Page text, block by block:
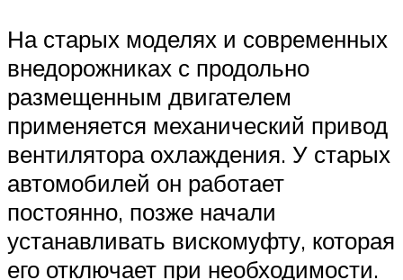
На старых моделях и современных
внедорожниках с продольно
размещенным двигателем
применяется механический привод
вентилятора охлаждения. У старых
автомобилей он работает
постоянно, позже начали
устанавливать вискомуфту, которая
его отключает при необходимости.